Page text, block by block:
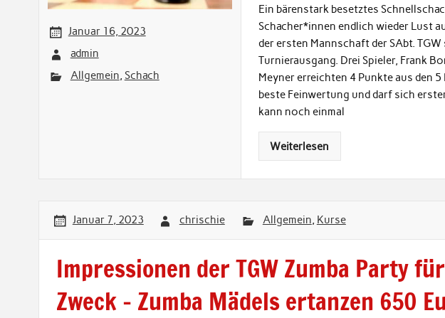
Januar 16, 2023
admin
Allgemein, Schach
Ein bärenstark besetztes
Schacher*innen endlich wieder Lust
der ersten Mannschaft der SAbt.
Turnierausgang. Drei Spieler, Frank
Meyner erreichten 4 Punkte aus den
beste Feinwertung und darf sich
kann noch einmal
Weiterlesen
Januar 7, 2023 chrischie Allgemein, Kurse
Impressionen der TGW Zumba Party
Zweck – Zumba Mädels ertanzen 650